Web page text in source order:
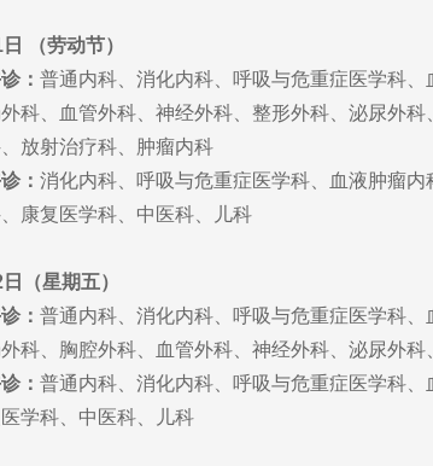
（劳动节）
： 普通内科、消化内科、呼吸与危重症医学科
科、血管外科、神经外科、整形外科、泌尿外
放射治疗科、肿瘤内科
： 消化内科、呼吸与危重症医学科、血液肿瘤
康复医学科、中医科、儿科
（星期五）
： 普通内科、消化内科、呼吸与危重症医学科
科、胸腔外科、血管外科、神经外科、泌尿外
： 普通内科、消化内科、呼吸与危重症医学科
学科、中医科、儿科